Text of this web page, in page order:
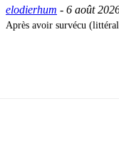
elodierhum - 6 août
Après avoir survécu